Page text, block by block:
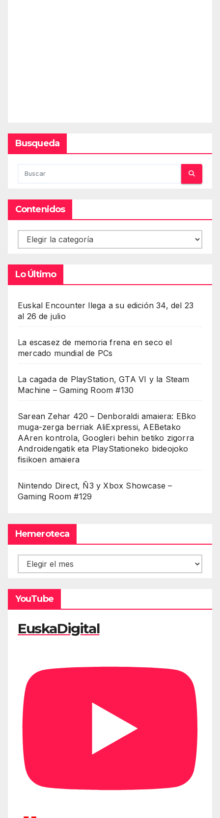
Busqueda
Contenidos
Contenidos
Lo Último
Euskal Encounter llega a su edición 34, del 23
al 26 de julio
La escasez de memoria frena en seco el
mercado mundial de PCs
La cagada de PlayStation, GTA VI y la Steam
Machine – Gaming Room #130
Sarean Zehar 420 – Denboraldi amaiera: EBko
muga-zerga berriak AliExpressi, AEBetako
AAren kontrola, Googleri behin betiko zigorra
Androidengatik eta PlayStationeko bideojoko
fisikoen amaiera
Nintendo Direct, Ñ3 y Xbox Showcase –
Gaming Room #129
Hemeroteca
Hemeroteca
YouTube
EuskaDigital